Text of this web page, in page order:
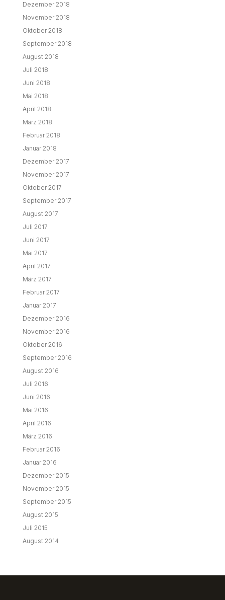
Dezember 2018
November 2018
Oktober 2018
September 2018
August 2018
Juli 2018
Juni 2018
Mai 2018
April 2018
März 2018
Februar 2018
Januar 2018
Dezember 2017
November 2017
Oktober 2017
September 2017
August 2017
Juli 2017
Juni 2017
Mai 2017
April 2017
März 2017
Februar 2017
Januar 2017
Dezember 2016
November 2016
Oktober 2016
September 2016
August 2016
Juli 2016
Juni 2016
Mai 2016
April 2016
März 2016
Februar 2016
Januar 2016
Dezember 2015
November 2015
September 2015
August 2015
Juli 2015
August 2014